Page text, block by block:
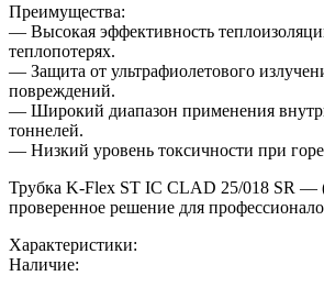
Преимущества:
— Высокая эффективность
теплопотерях.
— Защита от ультрафиолетового
повреждений.
— Широкий диапазон применения
тоннелей.
— Низкий уровень токсичности при
Трубка K-Flex ST IС CLAD 25/018 SR
проверенное решение для
Характеристики:
Наличие: